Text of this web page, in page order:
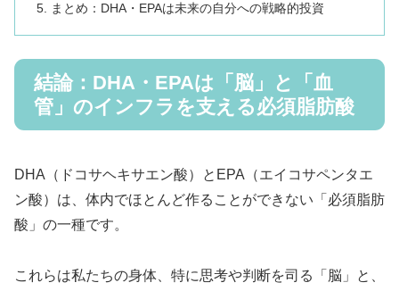
まとめ：DHA・EPAは未来の自分への戦略的投資
結論：DHA・EPAは「脳」と「血
管」のインフラを支える必須脂肪酸
DHA（ドコサヘキサエン酸）とEPA（エイコサペンタエ
ン酸）は、体内でほとんど作ることができない「必須脂肪
酸」の一種です。
これらは私たちの身体、特に思考や判断を司る「脳」と、